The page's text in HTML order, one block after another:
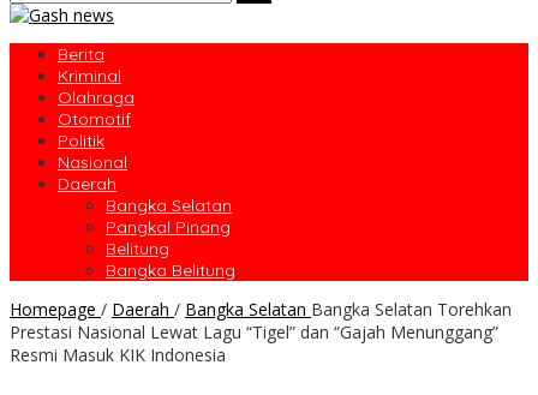
Berita
Kriminal
Olahraga
Otomotif
Politik
Nasional
Daerah
Bangka Selatan
Pangkal Pinang
Belitung
Bangka Belitung
Homepage / Daerah / Bangka Selatan Bangka Selatan Torehkan
Prestasi Nasional Lewat Lagu “Tigel” dan “Gajah Menunggang”
Resmi Masuk KIK Indonesia